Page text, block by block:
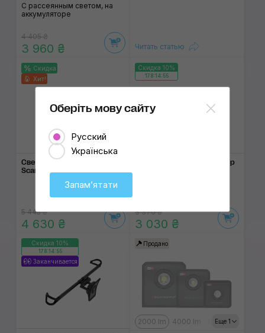
С рассеянным светом, на
аккумуляторе
4 405 ₴
3 960 ₴ Читать статью
Скидка
Хит!
Светодиодный прожектор
Scangrip Nova R
5 445 ₴
4 630 ₴
Скидка 10%
178:14:54
Светодиодный про­жектор
3 370 ₴
3 030 ₴
Скидка 10%
178:14:54
Заканчивается
Продано
Еще 1
2000 lm 4000 lm 10000 lm
Оберіть мову сайту
Русский
Українська
Запамʼятати